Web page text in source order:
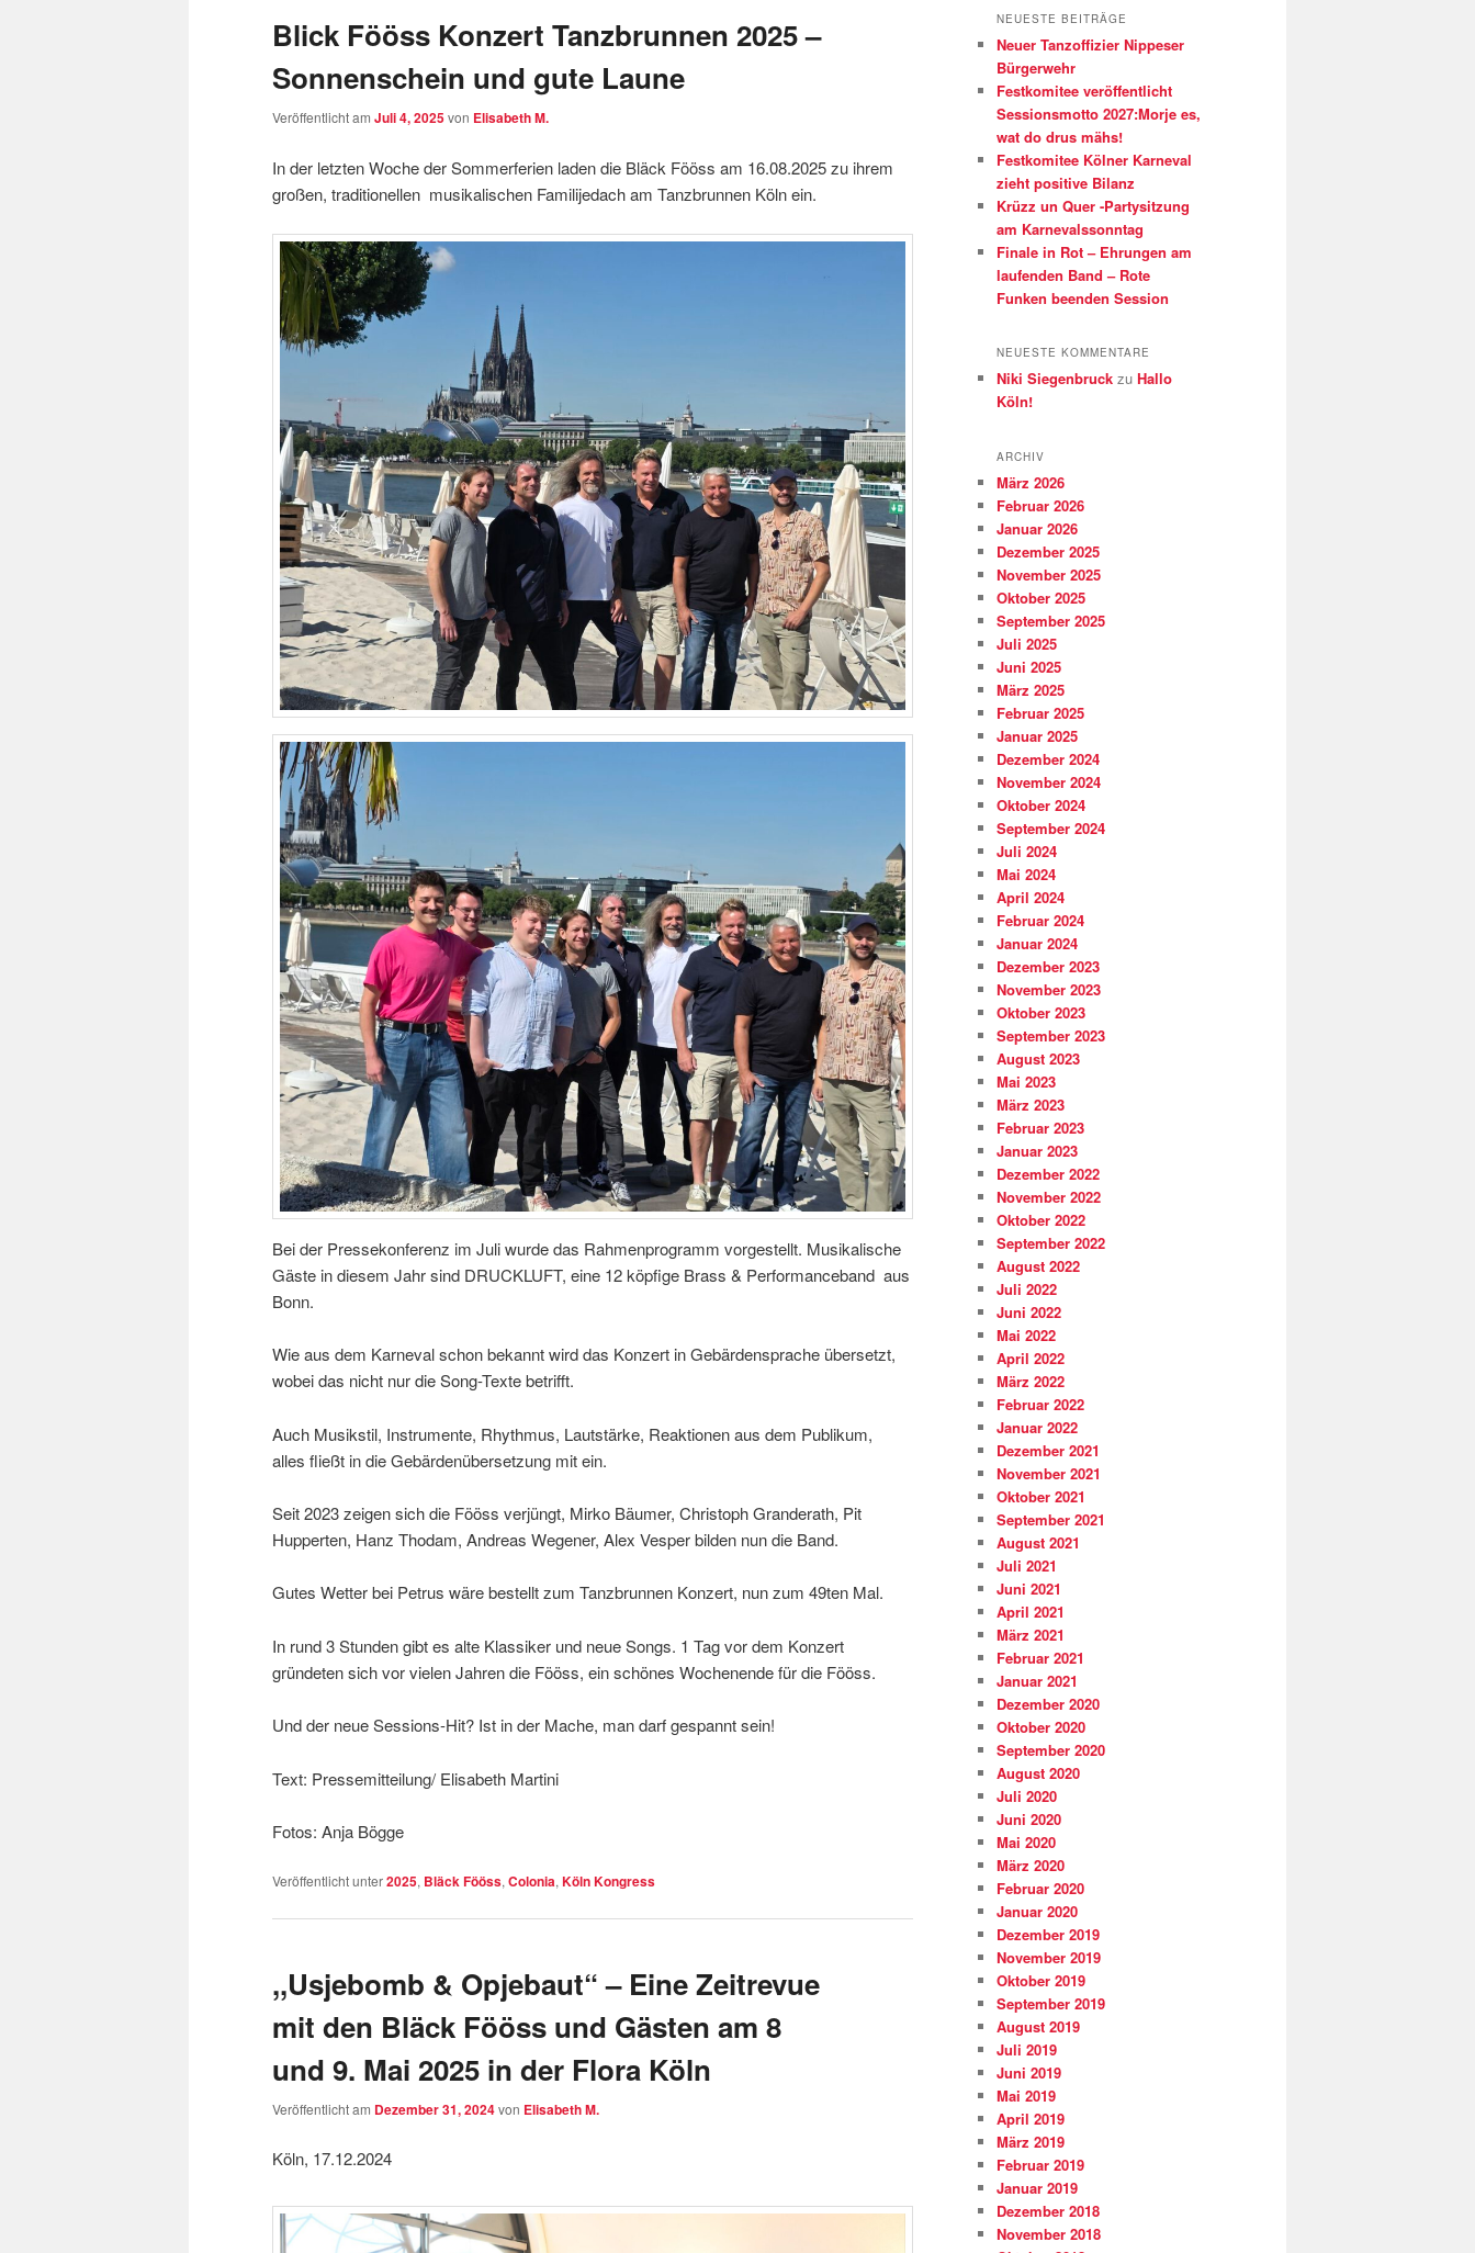
Blick Fööss Konzert Tanzbrunnen 2025 –
Sonnenschein und gute Laune
Veröffentlicht am Juli 4, 2025von Elisabeth M.
In der letzten Woche der Sommerferien laden die Bläck Fööss am 16.08.2025 zu ihrem
großen, traditionellen musikalischen Familijedach am Tanzbrunnen Köln ein.
Bei der Pressekonferenz im Juli wurde das Rahmenprogramm vorgestellt. Musikalische
Gäste in diesem Jahr sind DRUCKLUFT, eine 12 köpfige Brass & Performanceband aus
Bonn.
Wie aus dem Karneval schon bekannt wird das Konzert in Gebärdensprache übersetzt,
wobei das nicht nur die Song-Texte betrifft.
Auch Musikstil, Instrumente, Rhythmus, Lautstärke, Reaktionen aus dem Publikum,
alles fließt in die Gebärdenübersetzung mit ein.
Seit 2023 zeigen sich die Fööss verjüngt, Mirko Bäumer, Christoph Granderath, Pit
Hupperten, Hanz Thodam, Andreas Wegener, Alex Vesper bilden nun die Band.
Gutes Wetter bei Petrus wäre bestellt zum Tanzbrunnen Konzert, nun zum 49ten Mal.
In rund 3 Stunden gibt es alte Klassiker und neue Songs. 1 Tag vor dem Konzert
gründeten sich vor vielen Jahren die Fööss, ein schönes Wochenende für die Fööss.
Und der neue Sessions-Hit? Ist in der Mache, man darf gespannt sein!
Text: Pressemitteilung/ Elisabeth Martini
Fotos: Anja Bögge
Veröffentlicht unter2025, Bläck Fööss, Colonia, Köln Kongress
,,Usjebomb & Opjebaut“ – Eine Zeitrevue
mit den Bläck Fööss und Gästen am 8
und 9. Mai 2025 in der Flora Köln
Veröffentlicht am Dezember 31, 2024von Elisabeth M.
Köln, 17.12.2024
h
n
NEUESTE BEITRÄGE
Neuer Tanzoffizier Nippeser
Bürgerwehr
Festkomitee veröffentlicht
Sessionsmotto 2027:Morje es,
wat do drus mähs!
Festkomitee Kölner Karneval
zieht positive Bilanz
Krüzz un Quer -Partysitzung
am Karnevalssonntag
Finale in Rot – Ehrungen am
laufenden Band – Rote
Funken beenden Session
NEUESTE KOMMENTARE
Niki Siegenbruck zu Hallo
Köln!
ARCHIV
März 2026
Februar 2026
Januar 2026
Dezember 2025
November 2025
Oktober 2025
September 2025
Juli 2025
Juni 2025
März 2025
Februar 2025
Januar 2025
Dezember 2024
November 2024
Oktober 2024
September 2024
Juli 2024
Mai 2024
April 2024
Februar 2024
Januar 2024
Dezember 2023
November 2023
Oktober 2023
September 2023
August 2023
Mai 2023
März 2023
Februar 2023
Januar 2023
Dezember 2022
November 2022
Oktober 2022
September 2022
August 2022
Juli 2022
Juni 2022
Mai 2022
April 2022
März 2022
Februar 2022
Januar 2022
Dezember 2021
November 2021
Oktober 2021
September 2021
August 2021
Juli 2021
Juni 2021
April 2021
März 2021
Februar 2021
Januar 2021
Dezember 2020
Oktober 2020
September 2020
August 2020
Juli 2020
Juni 2020
Mai 2020
März 2020
Februar 2020
Januar 2020
Dezember 2019
November 2019
Oktober 2019
September 2019
August 2019
Juli 2019
Juni 2019
Mai 2019
April 2019
März 2019
Februar 2019
Januar 2019
Dezember 2018
November 2018